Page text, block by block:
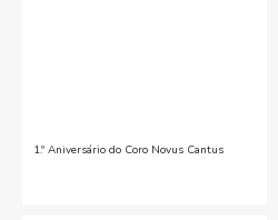
1.º Aniversário do Coro Novus Cantus